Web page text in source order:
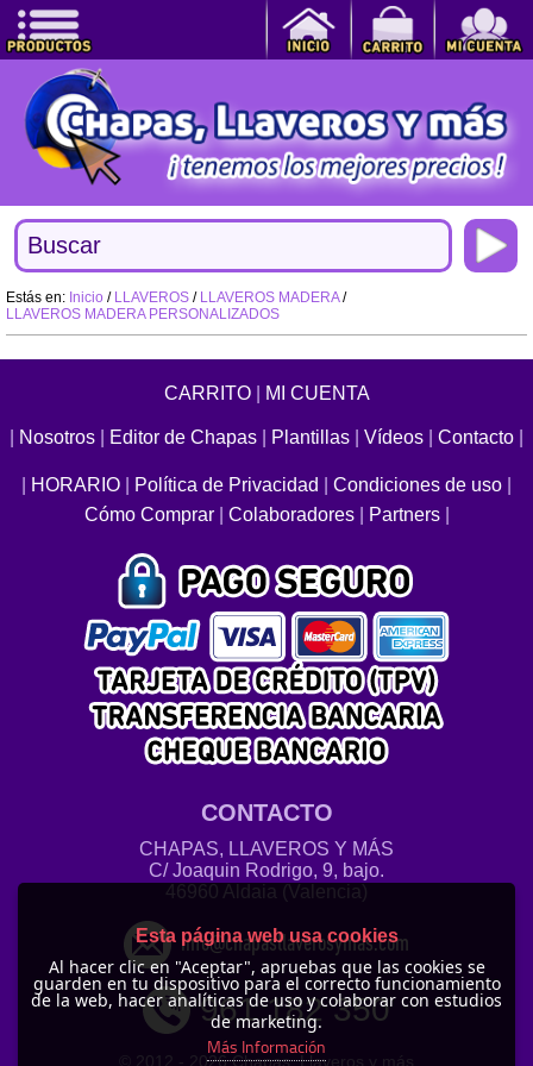
Estás en: Inicio / LLAVEROS / LLAVEROS MADERA/
LLAVEROS MADERA PERSONALIZADOS
CARRITO| MI CUENTA
Nosotros Editor de Chapas Plantillas Vídeos Contacto
HORARIO Política de Privacidad Condiciones de uso
Cómo Comprar
Colaboradores Partners
CONTACTO
CHAPAS, LLAVEROS Y MÁS
C/ Joaquin Rodrigo, 9, bajo.
46960 Aldaia (Valencia)
info@chapasllaverosymas.com
961 182 350
© 2012 - 2026 Chapas, Llaveros y más
Esta página web usa cookies
Al hacer clic en "Aceptar", apruebas que las cookies se
guarden en tu dispositivo para el correcto funcionamiento
de la web, hacer analíticas de uso y colaborar con estudios
de marketing.
Más Información